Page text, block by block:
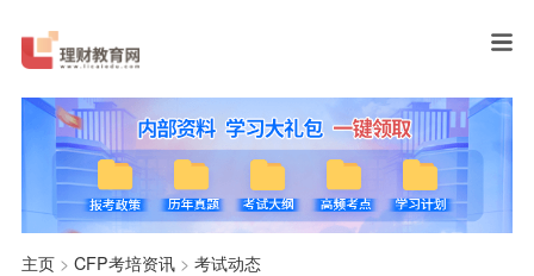
主页> CFP考培资讯> 考试动态